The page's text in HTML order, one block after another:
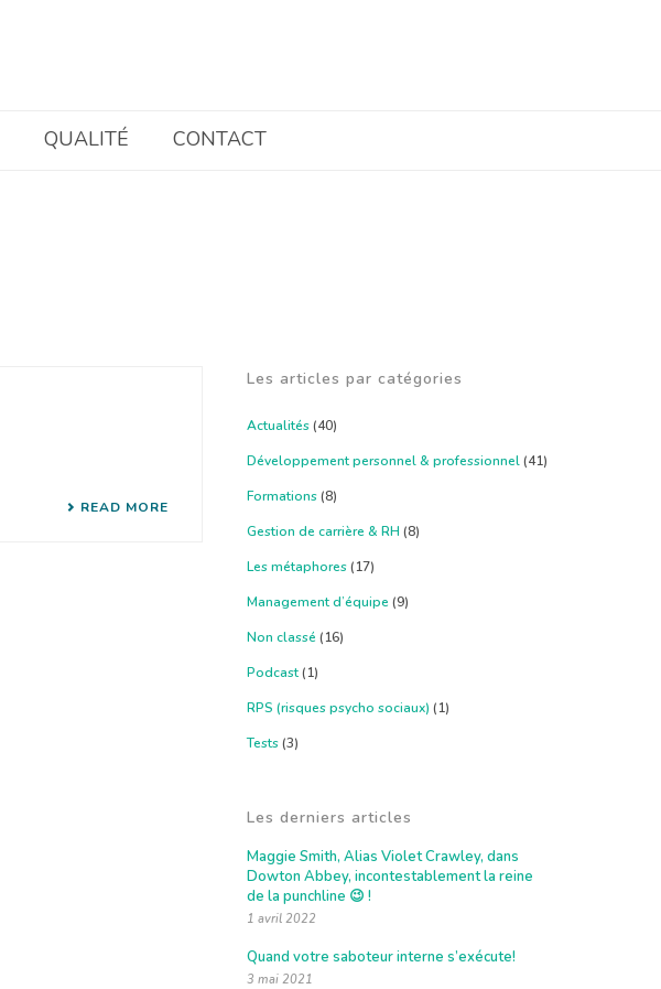
QUALITÉ CONTACT
READ MORE
Les articles par catégories
Actualités(40)
Développement personnel & professionnel(41)
Formations(8)
Gestion de carrière & RH (8)
Les métaphores(17)
Management d’équipe (9)
Non classé (16)
Podcast(1)
RPS (risques psycho sociaux) (1)
Tests(3)
Les derniers articles
Maggie Smith, Alias Violet Crawley, dans
Dowton Abbey, incontestablement la reine
de la punchline 😉 !
1 avril 2022
Quand votre saboteur interne s’exécute!
3 mai 2021